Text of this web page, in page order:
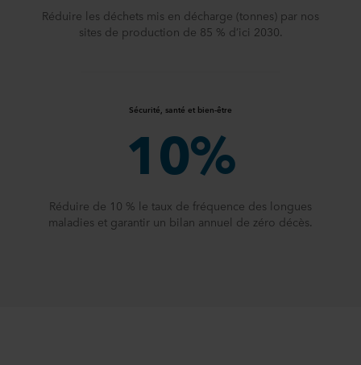
Réduire les déchets mis en décharge (tonnes) par nos
sites de production de 85 % d’ici 2030.
Sécurité, santé et bien-être
10%
Réduire de 10 % le taux de fréquence des longues
maladies et garantir un bilan annuel de zéro décès.